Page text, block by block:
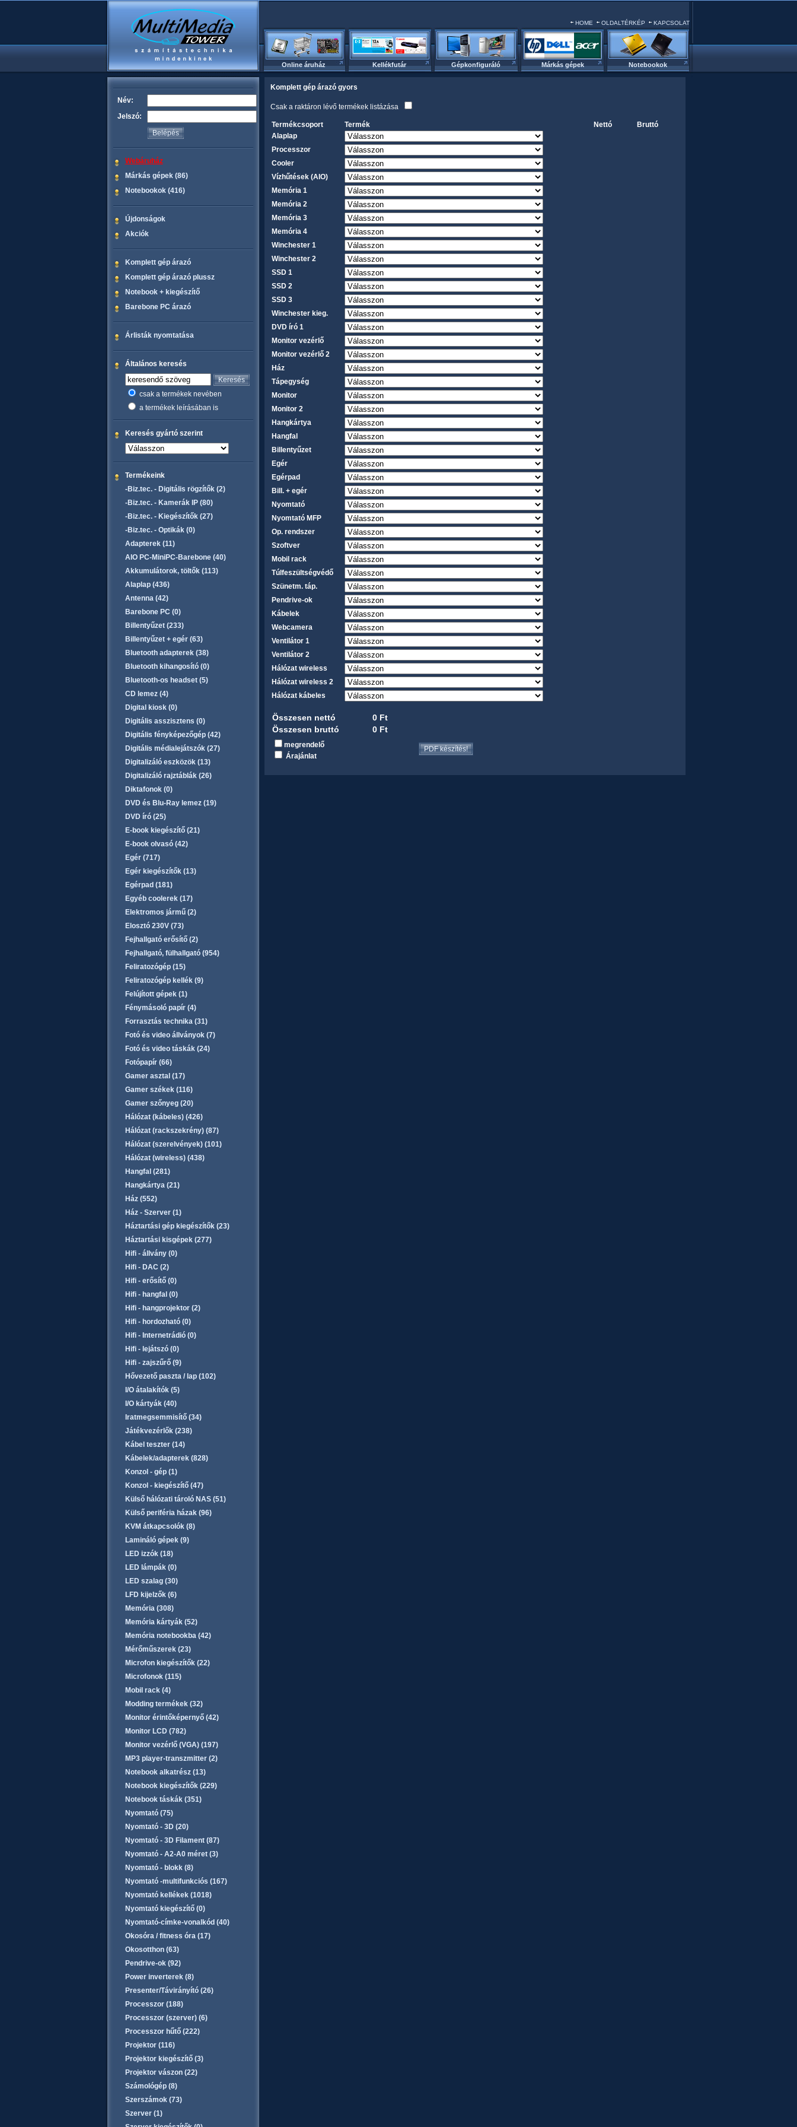
HOME OLDALTÉRKÉP KAPCSOLAT
Online áruház Kellékfutár Gépkonfiguráló Márkás gépek Notebookok
Név:
Jelszó:
Webáruház
Márkás gépek (86)
Notebookok (416)
Újdonságok
Akciók
Komplett gép árazó
Komplett gép árazó plussz
Notebook + kiegészítő
Barebone PC árazó
Árlisták nyomtatása
Általános keresés
csak a termékek nevében
a termékek leírásában is
Keresés gyártó szerint
Termékeink
-Biz.tec. - Digitális rögzítők (2)
-Biz.tec. - Kamerák IP (80)
-Biz.tec. - Kiegészítők (27)
-Biz.tec. - Optikák (0)
Adapterek (11)
AIO PC-MiniPC-Barebone (40)
Akkumulátorok, töltők (113)
Alaplap (436)
Antenna (42)
Barebone PC (0)
Billentyűzet (233)
Billentyűzet + egér (63)
Bluetooth adapterek (38)
Bluetooth kihangosító (0)
Bluetooth-os headset (5)
CD lemez (4)
Digital kiosk (0)
Digitális asszisztens (0)
Digitális fényképezőgép (42)
Digitális médialejátszók (27)
Digitalizáló eszközök (13)
Digitalizáló rajztáblák (26)
Diktafonok (0)
DVD és Blu-Ray lemez (19)
DVD író (25)
E-book kiegészítő (21)
E-book olvasó (42)
Egér (717)
Egér kiegészítők (13)
Egérpad (181)
Egyéb coolerek (17)
Elektromos jármű (2)
Elosztó 230V (73)
Fejhallgató erősítő (2)
Fejhallgató, fülhallgató (954)
Feliratozógép (15)
Feliratozógép kellék (9)
Felújított gépek (1)
Fénymásoló papír (4)
Forrasztás technika (31)
Fotó és video állványok (7)
Fotó és video táskák (24)
Fotópapír (66)
Gamer asztal (17)
Gamer székek (116)
Gamer szőnyeg (20)
Hálózat (kábeles) (426)
Hálózat (rackszekrény) (87)
Hálózat (szerelvények) (101)
Hálózat (wireless) (438)
Hangfal (281)
Hangkártya (21)
Ház (552)
Ház - Szerver (1)
Háztartási gép kiegészítők (23)
Háztartási kisgépek (277)
Hifi - állvány (0)
Hifi - DAC (2)
Hifi - erősítő (0)
Hifi - hangfal (0)
Hifi - hangprojektor (2)
Hifi - hordozható (0)
Hifi - Internetrádió (0)
Hifi - lejátszó (0)
Hifi - zajszűrő (9)
Hővezető paszta / lap (102)
I/O átalakítók (5)
I/O kártyák (40)
Iratmegsemmisítő (34)
Játékvezérlők (238)
Kábel teszter (14)
Kábelek/adapterek (828)
Konzol - gép (1)
Konzol - kiegészítő (47)
Külső hálózati tároló NAS (51)
Külső periféria házak (96)
KVM átkapcsolók (8)
Lamináló gépek (9)
LED izzók (18)
LED lámpák (0)
LED szalag (30)
LFD kijelzők (6)
Memória (308)
Memória kártyák (52)
Memória notebookba (42)
Mérőműszerek (23)
Microfon kiegészítők (22)
Microfonok (115)
Mobil rack (4)
Modding termékek (32)
Monitor érintőképernyő (42)
Monitor LCD (782)
Monitor vezérlő (VGA) (197)
MP3 player-transzmitter (2)
Notebook alkatrész (13)
Notebook kiegészítők (229)
Notebook táskák (351)
Nyomtató (75)
Nyomtató - 3D (20)
Nyomtató - 3D Filament (87)
Nyomtató - A2-A0 méret (3)
Nyomtató - blokk (8)
Nyomtató -multifunkciós (167)
Nyomtató kellékek (1018)
Nyomtató kiegészítő (0)
Nyomtató-címke-vonalkód (40)
Okosóra / fitness óra (17)
Okosotthon (63)
Pendrive-ok (92)
Power inverterek (8)
Presenter/Távirányító (26)
Processzor (188)
Processzor (szerver) (6)
Processzor hűtő (222)
Projektor (116)
Projektor kiegészítő (3)
Projektor vászon (22)
Számológép (8)
Szerszámok (73)
Szerver (1)
Komplett gép árazó gyors
Csak a raktáron lévő termékek listázása
Termékcsoport Termék Nettó
Bruttó
Alaplap
Processzor
Cooler
Vízhűtések (AIO)
Memória 1
Memória 2
Memória 3
Memória 4
Winchester 1
Winchester 2
SSD 1
SSD 2
SSD 3
Winchester kieg.
DVD író 1
Monitor vezérlő
Monitor vezérlő 2
Ház
Tápegység
Monitor
Monitor 2
Hangkártya
Hangfal
Billentyűzet
Egér
Egérpad
Bill. + egér
Nyomtató
Nyomtató MFP
Op. rendszer
Szoftver
Mobil rack
Túlfeszültségvédő
Szünetm. táp.
Pendrive-ok
Kábelek
Webcamera
Ventilátor 1
Ventilátor 2
Hálózat wireless
Hálózat wireless 2
Hálózat kábeles
Összesen nettó 0 Ft
Összesen bruttó
0 Ft
megrendelő
Árajánlat